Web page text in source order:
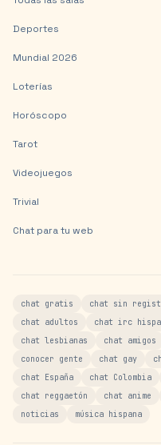
Deportes
Mundial 2026
Loterías
Horóscopo
Tarot
Videojuegos
Trivial
Chat para tu web
chat gratis chat sin
chat adultos
chat irc
chat lesbianas
chat amigos
conocer gente
chat gay
chat España
chat Colombia
chat reggaetón
chat anime
noticias
música hispana